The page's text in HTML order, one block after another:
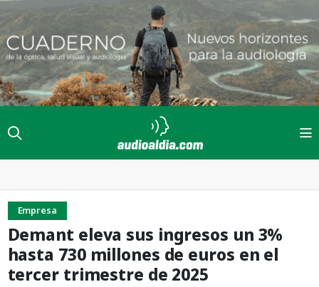
Empresa
Demant eleva sus ingresos un 3%
hasta 730 millones de euros en el
tercer trimestre de 2025